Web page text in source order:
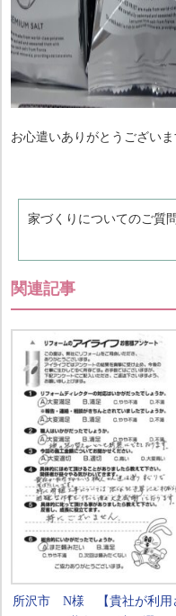
お心遣いありがとうございま
家づくりについてのご質
関連記事
所沢市 N様 【貴社が利用